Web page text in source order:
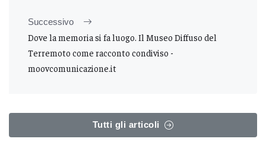
Successivo
Dove la memoria si fa luogo. Il Museo Diffuso del
Terremoto come racconto condiviso -
moovcomunicazione.it
Tutti gli articoli